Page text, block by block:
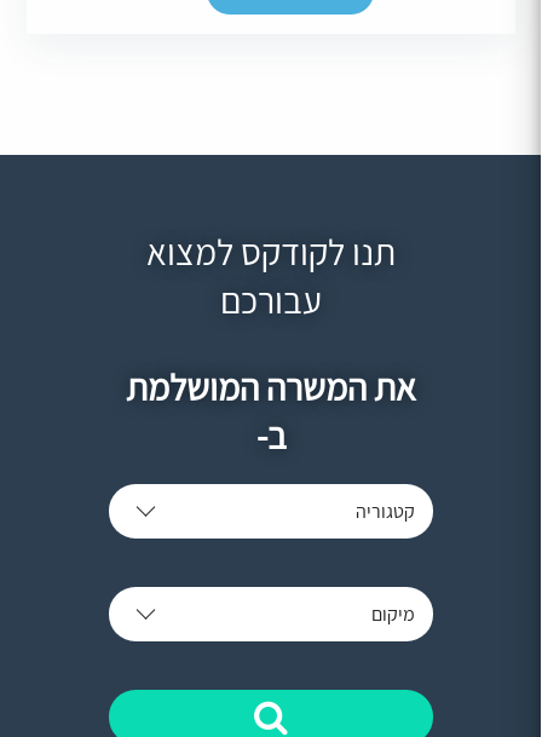
תנו לקודקס למצוא
עבורכם
את המשרה המושלמת
ב-
קטגוריה
מיקום